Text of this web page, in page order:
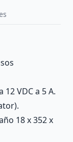
12 VDC a 5 A.
18 x 352 x